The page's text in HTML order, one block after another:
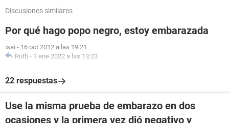
Discusiones similares
Por qué hago popo negro, estoy embarazada
isai - 16 oct 2012 a las 19:21
Ruth - 3 ene 2022 a las 13:23
22 respuestas
Use la misma prueba de embarazo en dos
ocasiones y la primera vez dió negativo y